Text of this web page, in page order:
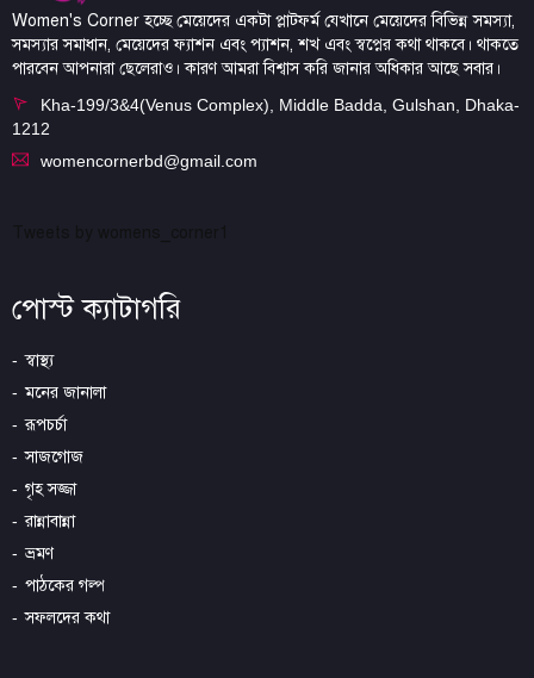
Women's Corner হচ্ছে মেয়েদের একটা প্লাটফর্ম যেখানে মেয়েদের বিভিন্ন সমস্যা,
সমস্যার সমাধান, মেয়েদের ফ্যাশন এবং প্যাশন, শখ এবং স্বপ্নের কথা থাকবে। থাকতে
পারবেন আপনারা ছেলেরাও। কারণ আমরা বিশ্বাস করি জানার অধিকার আছে সবার।
Kha-199/3&4(Venus Complex), Middle Badda, Gulshan, Dhaka-
1212
womencornerbd@gmail.com
পোস্ট ক্যাটাগরি
স্বাস্থ্য
মনের জানালা
রূপচর্চা
সাজগোজ
গৃহ সজ্জা
রান্নাবান্না
ভ্রমণ
পাঠকের গল্প
সফলদের কথা